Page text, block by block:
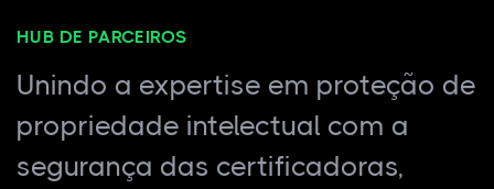
HUB DE PARCEIROS
Unindo a expertise em proteção de
propriedade intelectual com a
segurança das certificadoras,